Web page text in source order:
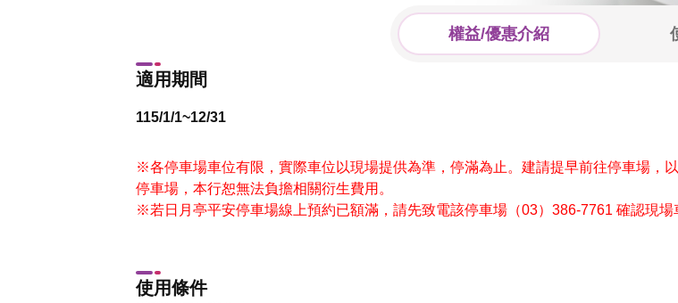
權益/優惠介紹
適用期間
115/1/1~12/31
※各停車場車位有限，實際車位以現場提供為準，停滿為止。建請提早前往停車場，
停車場，本行恕無法負擔相關衍生費用。
※若日月亭平安停車場線上預約已額滿，請先致電該停車場（03）386-7761 確認現場
使用條件